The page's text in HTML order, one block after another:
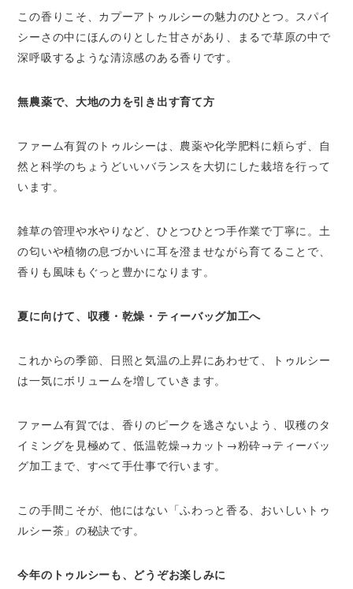
この香りこそ、カプーアトゥルシーの魅力のひとつ。スパイ
シーさの中にほんのりとした甘さがあり、まるで草原の中で
深呼吸するような清涼感のある香りです。
無農薬で、大地の力を引き出す育て方
ファーム有賀のトゥルシーは、農薬や化学肥料に頼らず、自
然と科学のちょうどいいバランスを大切にした栽培を行って
います。
雑草の管理や水やりなど、ひとつひとつ手作業で丁寧に。土
の匂いや植物の息づかいに耳を澄ませながら育てることで、
香りも風味もぐっと豊かになります。
夏に向けて、収穫・乾燥・ティーバッグ加工へ
これからの季節、日照と気温の上昇にあわせて、トゥルシー
は一気にボリュームを増していきます。
ファーム有賀では、香りのピークを逃さないよう、収穫のタ
イミングを見極めて、低温乾燥→カット→粉砕→ティーバッ
グ加工まで、すべて手仕事で行います。
この手間こそが、他にはない「ふわっと香る、おいしいトゥ
ルシー茶」の秘訣です。
今年のトゥルシーも、どうぞお楽しみに